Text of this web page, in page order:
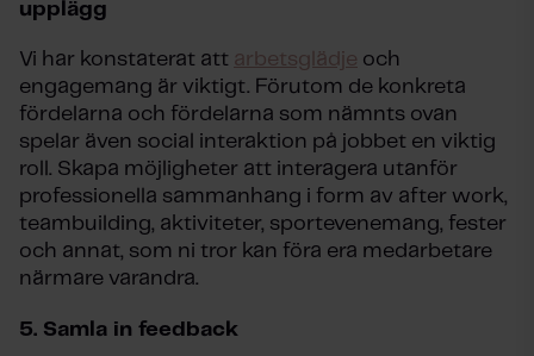
upplägg
Vi har konstaterat att arbetsglädje och
engagemang är viktigt. Förutom de konkreta
fördelarna och fördelarna som nämnts ovan
spelar även social interaktion på jobbet en viktig
roll. Skapa möjligheter att interagera utanför
professionella sammanhang i form av after work,
teambuilding, aktiviteter, sportevenemang, fester
och annat, som ni tror kan föra era medarbetare
närmare varandra.
5. Samla in feedback